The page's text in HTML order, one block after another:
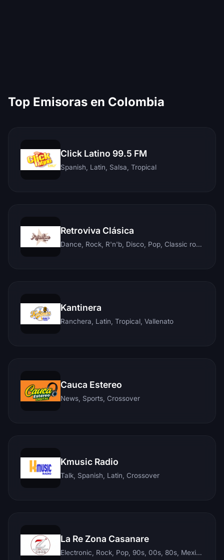
Top Emisoras en Colombia
Click Latino 99.5 FM
Spanish, Latin, Salsa, Tropical
Retroviva Clásica
Dance, Rock, R'n'b, Disco, Pop, Classic rock, Techno, Reggae
Kantinera
Ranchera, Latin, Tropical, Vallenato
Cauca Estereo
News, Sports, Crossover
Kmusic Radio
Talk, Spanish, Latin, Crossover
La Re Zona Casanare
Electronic, Rock, Pop, 90s, 00s, 80s, Mexican, Ranchera, Reggaeton, Instrumental, Salsa, Merengue, Tropical, Romantic, Vallenato, Llanera